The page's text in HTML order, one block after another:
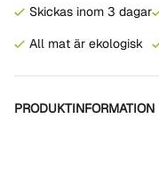
Skickas inom 3 dagar
All mat är ekologisk
PRODUKTINFORMATION